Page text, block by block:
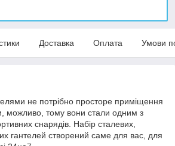
Доставка Оплата Умови
не потрібно просторе приміщення
можливо, тому вони стали одним з
снарядів. Набір сталевих,
гантелей створений саме для вас, для